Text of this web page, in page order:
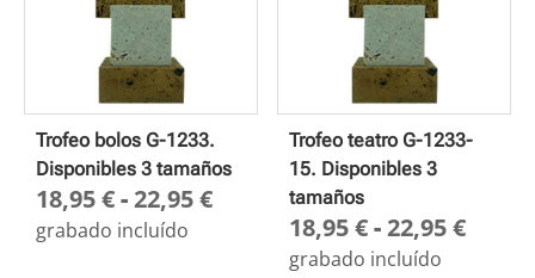
Trofeo bolos G-1233.
Disponibles 3 tamaños
18,95€-22,95€Rango
precios:
grabado incluído
Trofeo teatro G-1233-
15. Disponibles 3
tamaños
18,95€-22,95€
grabado incluído